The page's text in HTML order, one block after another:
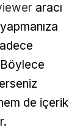
aracı
Böylece
de içerik